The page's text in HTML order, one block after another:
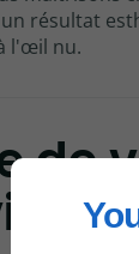
résultat
l'œil nu.
de